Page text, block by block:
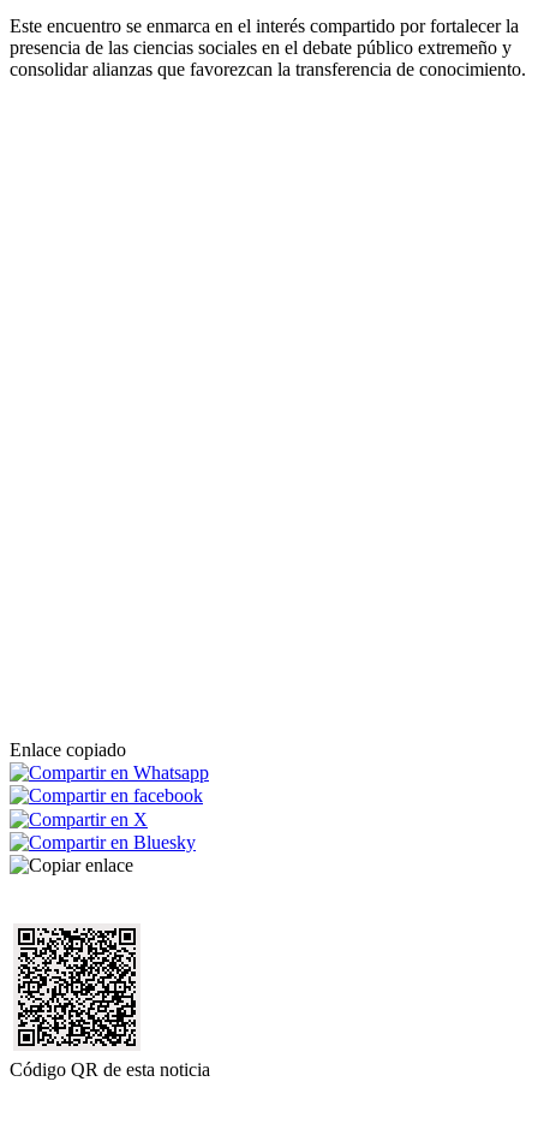
Este encuentro se enmarca en el interés compartido por fortalecer la
presencia de las ciencias sociales en el debate público extremeño y
consolidar alianzas que favorezcan la transferencia de conocimiento.
Enlace copiado
Código QR de esta noticia